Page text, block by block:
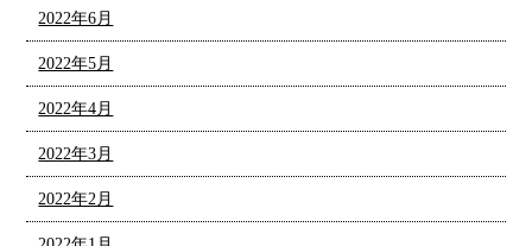
2022年6月
2022年5月
2022年4月
2022年3月
2022年2月